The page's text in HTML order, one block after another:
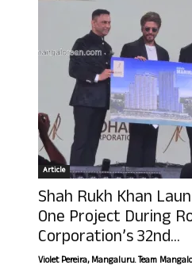
Article
Shah Rukh Khan
One Project During
Corporation’s 32nd...
Violet Pereira, Mangaluru. Team